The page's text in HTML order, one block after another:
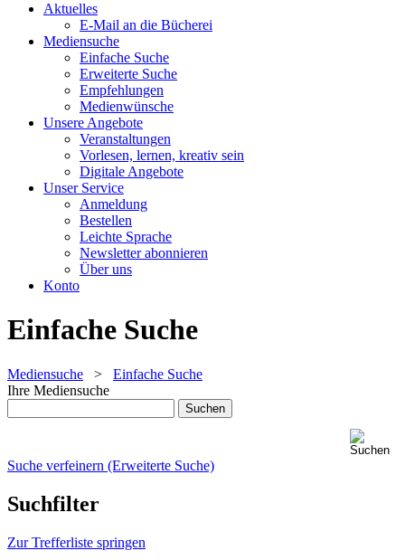
Aktuelles
E-Mail an die Bücherei
Mediensuche
Einfache Suche
Erweiterte Suche
Empfehlungen
Medienwünsche
Unsere Angebote
Veranstaltungen
Vorlesen, lernen, kreativ sein
Digitale Angebote
Unser Service
Anmeldung
Bestellen
Leichte Sprache
Newsletter abonnieren
Über uns
Konto
Einfache Suche
Mediensuche > Einfache Suche
Ihre Mediensuche
Suche verfeinern (Erweiterte Suche)
Suchfilter
Zur Trefferliste springen